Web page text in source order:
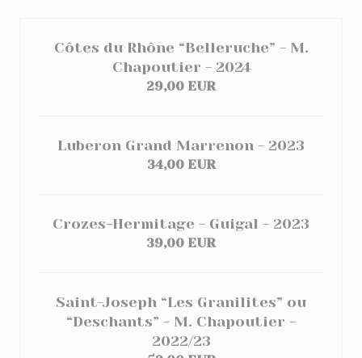
Côtes du Rhône “Belleruche” - M.
Chapoutier - 2024
29,00 EUR
Luberon Grand Marrenon - 2023
34,00 EUR
Crozes-Hermitage - Guigal - 2023
39,00 EUR
Saint-Joseph “Les Granilites” ou
“Deschants” - M. Chapoutier -
2022/23